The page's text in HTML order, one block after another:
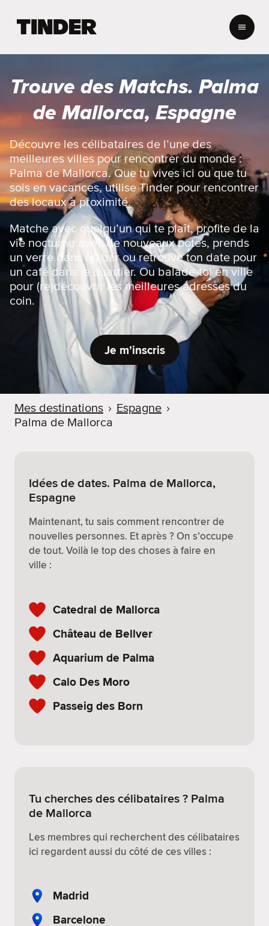
i
T
n
d
e
r
Trouve des Matchs. Palma
de Mallorca, Espagne
Découvre les célibataires de l’une des
meilleures villes pour rencontrer du monde :
Palma de Mallorca. Que tu vives ici ou que tu
sois en vacances, utilise Tinder pour rencontrer
des locaux à proximité.
Matche avec quelqu’un qui te plaît, profite de la
vie nocturne avec de nouveaux potes, prends
un verre dans un bar ou retrouve ton date pour
un café dans le quartier. Ou balade-toi en ville
pour (re)découvrir les meilleures adresses du
coin.
Je m’inscris
Mes destinations › Espagne ›
Palma de Mallorca
Idées de dates. Palma de Mallorca,
Espagne
Maintenant, tu sais comment rencontrer de
nouvelles personnes. Et après ? On s’occupe
de tout. Voilà le top des choses à faire en
ville :
Catedral de Mallorca
Château de Bellver
Aquarium de Palma
Calo Des Moro
Passeig des Born
Tu cherches des célibataires ? Palma
de Mallorca
Les membres qui recherchent des célibataires
ici regardent aussi du côté de ces villes :
Madrid
Barcelone